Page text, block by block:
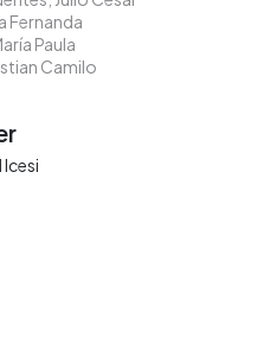
Fernanda
Paula
Camilo
Icesi